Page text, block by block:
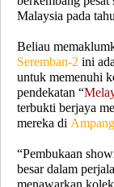
Malaysia pada
Beliau
Seremban-2 ini
untuk memenuhi
pendekatan “
terbukti berjaya
mereka di
“Pembukaan
besar dalam
menawarkan